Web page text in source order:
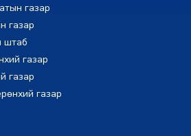
газар
газар
штаб
газар
газар
газар